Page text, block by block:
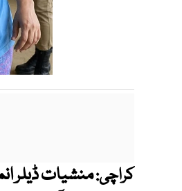
کراچی:منشیات ڈیلر